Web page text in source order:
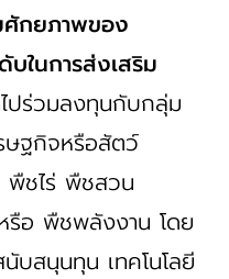
ศักยภาพของ
บในการส่งเสริม
ไปร่วมลงทุนกับกลุ่ม
ษฐกิจหรือสัตว์
พืชไร่ พืชสวน
รือ พืชพลังงาน โดย
บสนุนทุน เทคโนโลยี